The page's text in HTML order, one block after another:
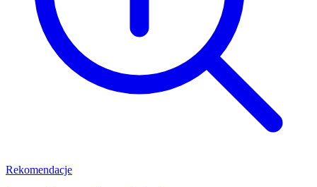
Rekomendacje